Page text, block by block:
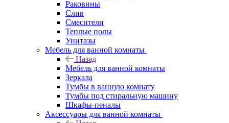
Раковины
Слив
Смесители
Теплые полы
Унитазы
Мебель для ванной комнаты
Назад
Мебель для ванной комнаты
Зеркала
Тумбы в ванную комнату
Тумбы под стиральную машину
Шкафы-пеналы
Аксессуары для ванной комнаты